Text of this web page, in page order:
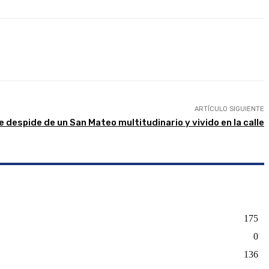
ARTÍCULO SIGUIENTE
despide de un San Mateo multitudinario y vivido en la calle
175
0
136